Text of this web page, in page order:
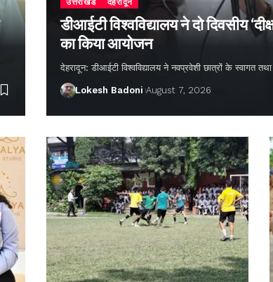
डीआईटी विश्वविद्यालय ने दो दिवसीय
का किया आयोजन
देहरादून: डीआईटी विश्वविद्यालय ने नवप्रवेशी छात्रों के स्वागत
Lokesh Badoni August 7, 2026